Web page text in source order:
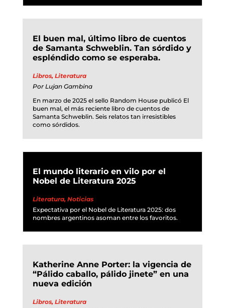
El buen mal, último libro de cuentos
de Samanta Schweblin. Tan sórdido y
espléndido como se esperaba.
Libros, Literatura
Por Lujan Gambina
En marzo de 2025 el sello Random House publicó El
buen mal, el más reciente libro de cuentos de
Samanta Schweblin. Seis relatos tan irresistibles
como sórdidos.
El mundo literario en vilo por el
Nobel de Literatura 2025
Literatura, Noticias
Expectativa por el Nobel de Literatura 2025: dos
nombres argentinos asoman entre los favoritos.
Katherine Anne Porter: la vigencia de
“Pálido caballo, pálido jinete” en una
nueva edición
Libros, Literatura